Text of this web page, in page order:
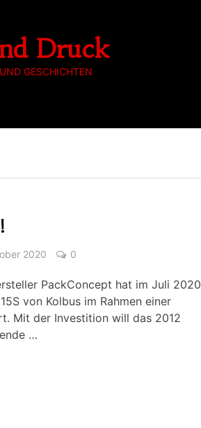
Druck
GESCHICHTEN
2020 0
PackConcept hat im Juli 2020
von Kolbus im Rahmen einer
Mit der Investition will das 2012
…